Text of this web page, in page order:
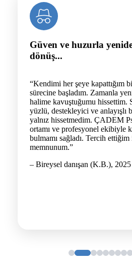
Güven ve huzurla
dönüş...
“Kendimi her şeye kapattığım
sürecine başladım. Zamanla
halime kavuştuğumu hissettim.
yüzlü, destekleyici ve anlayışlı
yalnız hissetmedim. ÇADEM
ortamı ve profesyonel ekibiyle
bulmamı sağladı. Tercih
memnunum.”
– Bireysel danışan (K.B.), 2025